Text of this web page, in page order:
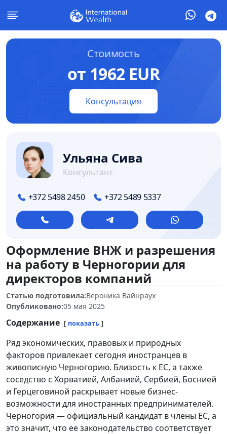
Стоимость
от 1962 EUR
Консультация
Ульяна Сива
Консультант
+372 5498 2450 +372 5489 5337
Оформление ВНЖ и разрешения
на работу в Черногории для
директоров компаний
Статью подготовила:Вероника Вайнраух
Опубликовано:05 мая 2025
Содержание показать
Ряд экономических, правовых и природных
факторов привлекает сегодня иностранцев в
живописную Черногорию. Близость к ЕС, а также
соседство с Хорватией, Албанией, Сербией, Боснией
и Герцеговиной раскрывает новые бизнес-
возможности для иностранных предпринимателей.
Черногория — официальный кандидат в члены ЕС, а
это значит, что ее законодательство соответствует